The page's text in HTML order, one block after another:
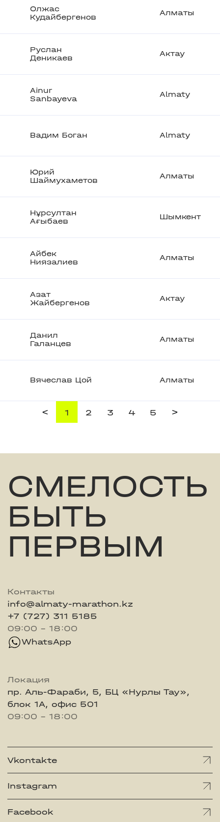
Олжас
Кудайбергенов
Алматы
Руслан
Деникаев
Актау
Ainur
Sanbayeva
Almaty
Вадим Боган Almaty
Юрий
Шаймухаметов
Алматы
Нұрсултан
Ағыбаев
Шымкент
Айбек
Ниязалиев
Алматы
Азат
Жайбергенов
Актау
Данил
Галанцев
Алматы
Вячеслав Цой Алматы
< 1 2 3 4 5 >
СМЕЛОСТЬ
БЫТЬ
ПЕРВЫМ
Контакты
info@almaty-marathon.kz
+7 (727) 311 5185
09:00 - 18:00
WhatsApp
Локация
пр. Аль-Фараби, 5, БЦ «Нурлы Тау»,
блок 1А, офис 501
09:00 - 18:00
Vkontakte
Instagram
Facebook